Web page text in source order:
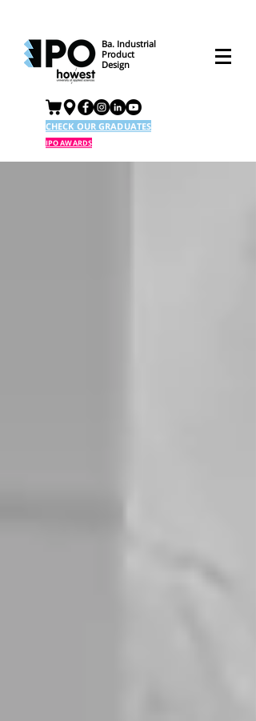
Ba. Industrial
Product
Design
CHECK OUR GRADUATES
IPO AWARDS